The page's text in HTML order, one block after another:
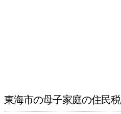
東海市の母子家庭の住民税